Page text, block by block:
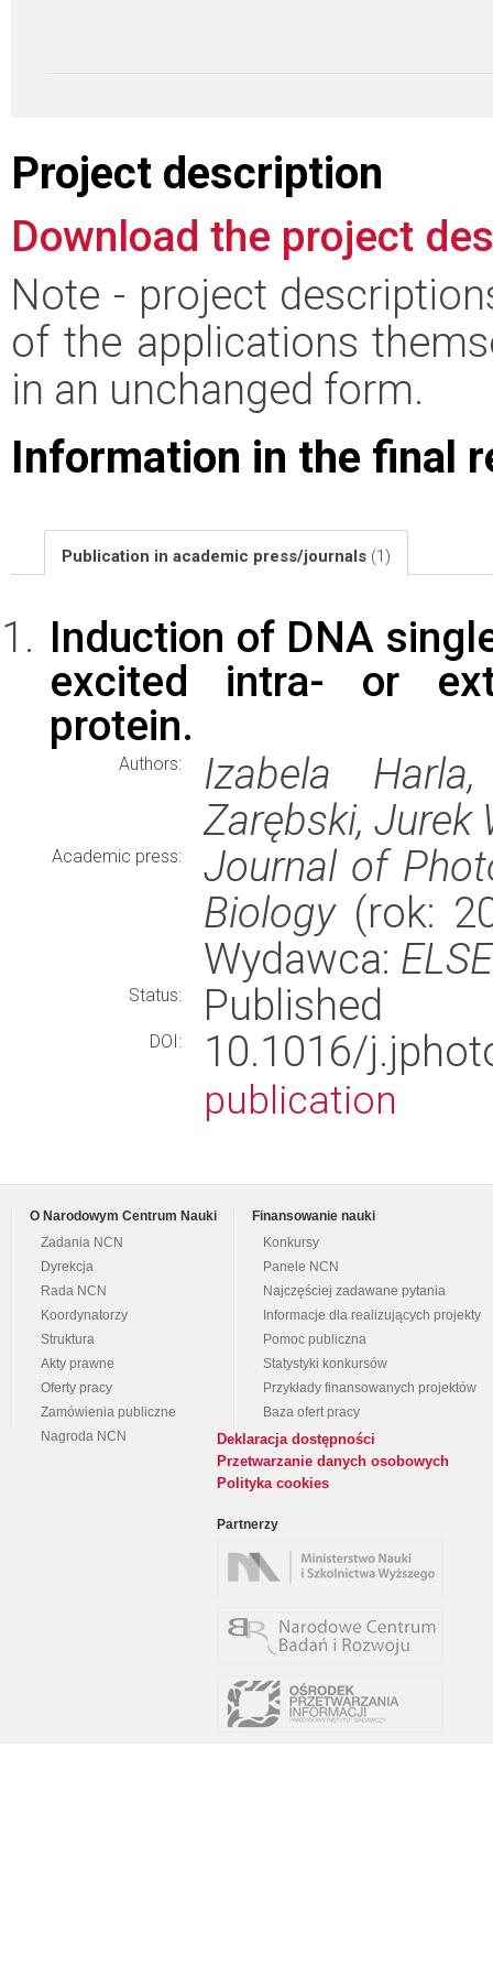
Project description
Download the project
Note - project
of the applications
in an unchanged form.
Information in the final
Publication in academic press/journals (1)
Induction of DNA
excited intra- or
protein.
Authors:
Izabela
Zarębski, Jurek
Academic press:
Journal of
Biology(rok:
Wydawca:
Status: Published
DOI: 10.1016/
publication
O Narodowym Centrum Nauki
Zadania NCN
Dyrekcja
Rada NCN
Koordynatorzy
Struktura
Akty prawne
Oferty pracy
Zamówienia publiczne
Nagroda NCN
Finansowanie nauki
Konkursy
Panele NCN
Najczęściej zadawane pytania
Informacje dla realizujących projekty
Pomoc publiczna
Statystyki konkursów
Przykłady finansowanych projektów
Baza ofert pracy
Deklaracja dostępności
Przetwarzanie danych osobowych
Polityka cookies
Partnerzy